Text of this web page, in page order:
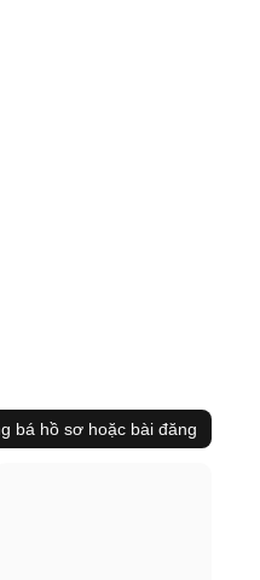
bá hồ sơ hoặc bài đăng